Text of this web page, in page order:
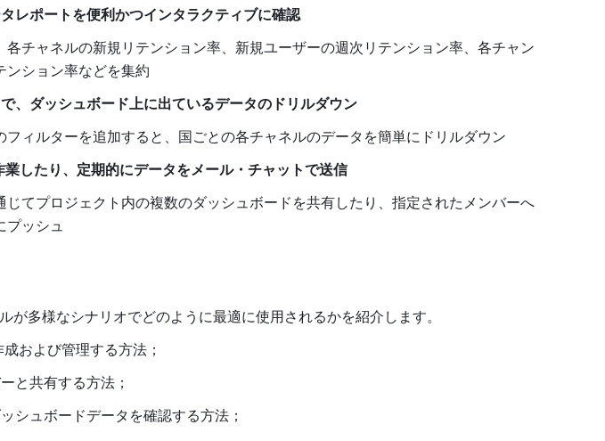
レポートを便利かつインタラクティブに確認
チャネルの新規リテンション率、新規ユーザーの週次リテンション率、各チャン
ンション率などを集約
、ダッシュボード上に出ているデータのドリルダウン
フィルターを追加すると、 国ごとの各チャネルのデータを簡単にドリルダウン
したり、定期的にデータをメール・チャットで送信
てプロジェクト内の複数のダッシュボードを共有したり、指定されたメンバーへ
プッシュ
が多様なシナリオでどのように最適に使用されるかを紹介します。
および管理する方法；
と共有する方法；
シュボードデータを確認する方法；